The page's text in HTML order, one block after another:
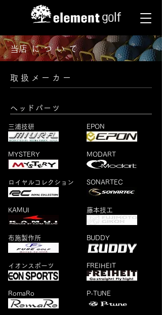
​当店について
取扱メーカー
ヘッドパーツ
三浦技研
MYSTERY
ロイヤルコレクション
KAMUI
布施製作所
イオンスポーツ
RomaRo
EPON
MODART
SONARTEC
藤本技工
BUDDY
FREIHEIT
P-TUNE